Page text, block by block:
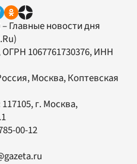
Главные новости дня
ОГРН 1067761730376, ИНН
Москва, Коптевская
117105, г. Москва,
00-12